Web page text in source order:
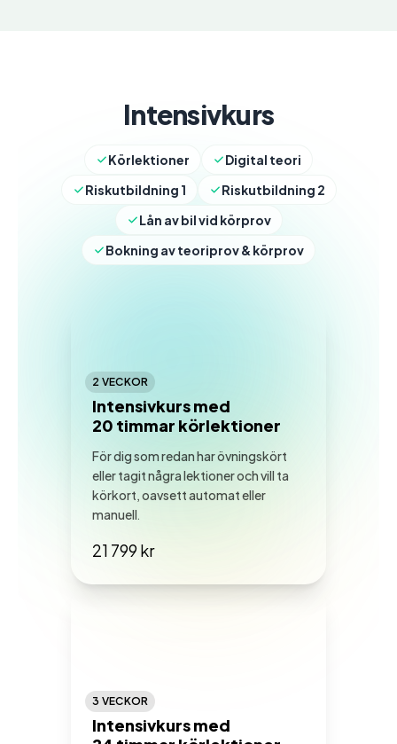
Intensivkurs
Körlektioner
Digital teori
Riskutbildning 1
Riskutbildning 2
Lån av bil vid körprov
Bokning av teoriprov & körprov
2 VECKOR
Intensivkurs med
20 timmar körlektioner
För dig som redan har övningskört
eller tagit några lektioner och vill ta
körkort, oavsett automat eller
manuell.
21 799 kr
3 VECKOR
Intensivkurs med